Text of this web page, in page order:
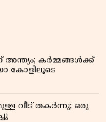
കർമ്മങ്ങൾക്ക്
കോളിലൂടെ
വീട് തകർന്നു; ഒരു